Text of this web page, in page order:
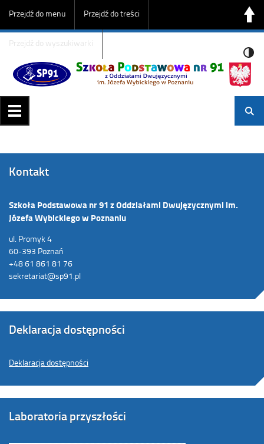
Przejdź do menu Przejdź do treści
Przejdź do wyszukiwarki
Kontakt
Szkoła Podstawowa nr 91 z Oddziałami Dwujęzycznymi im.
Józefa Wybickiego w Poznaniu
ul. Promyk 4
60-393 Poznań
+48 61 861 81 76
sekretariat@sp91.pl
Deklaracja dostępności
Deklaracja dostępności
Laboratoria przyszłości